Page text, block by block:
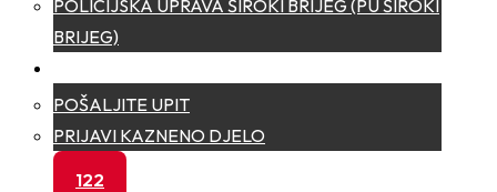
POLICIJSKA UPRAVA ŠIROKI BRIJEG (PU ŠIROKI
BRIJEG)
POŠALJITE UPIT
PRIJAVI KAZNENO DJELO
122